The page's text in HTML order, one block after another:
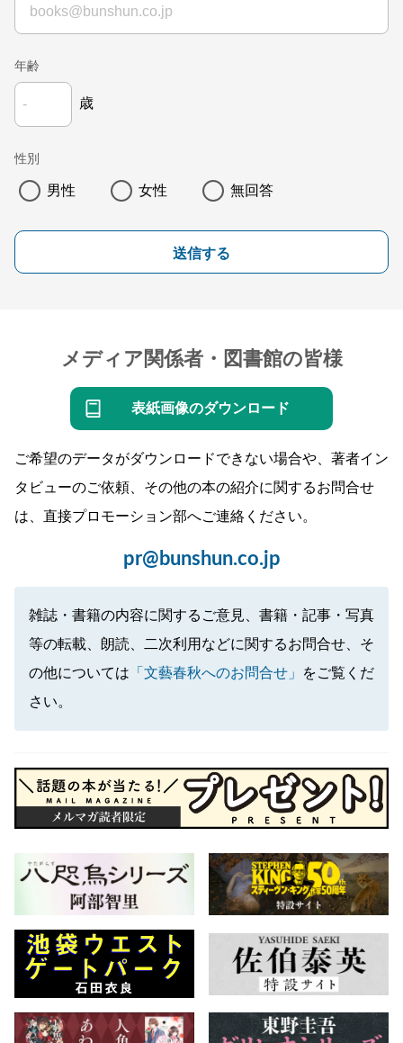
年齢
歳
性別
男性 女性 無回答
送信する
メディア関係者・図書館の皆様
表紙画像のダウンロード
ご希望のデータがダウンロードできない場合や、著者イン
タビューのご依頼、その他の本の紹介に関するお問合せ
は、直接プロモーション部へご連絡ください。
pr@bunshun.co.jp
雑誌・書籍の内容に関するご意見、書籍・記事・写真
等の転載、朗読、二次利用などに関するお問合せ、そ
の他については 「文藝春秋へのお問合せ」
をご覧くだ
さい。